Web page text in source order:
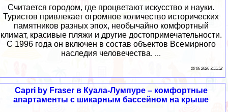
Считается городом, где процветают искусство и науки.
Туристов привлекает огромное количество исторических
памятников разных эпох, необычайно комфортный
климат, красивые пляжи и другие достопримечательности.
С 1996 года он включен в состав объектов Всемирного
наследия человечества. ...
20 06 2026 3:55:52
Capri by Fraser в Куала-Лумпуре – комфортные
апартаменты с шикарным бассейном на крыше